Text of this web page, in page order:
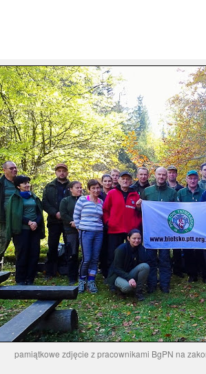
pamiątkowe zdjęcie z pracownikami BgPN na